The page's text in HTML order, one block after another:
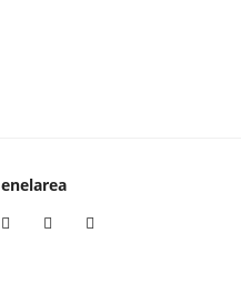
enelarea